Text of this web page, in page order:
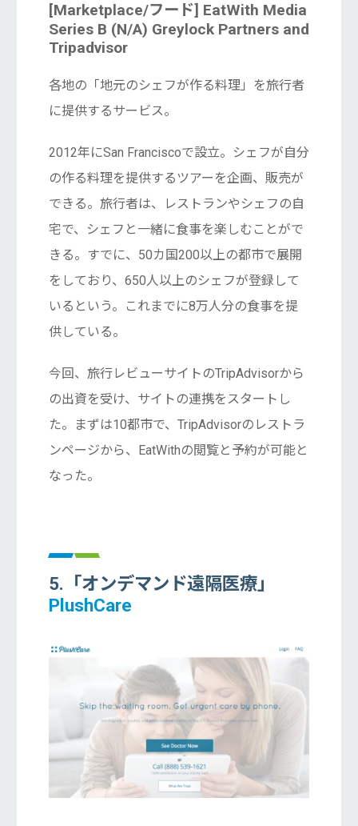
[Marketplace/フード] EatWith Media
Series B (N/A) Greylock Partners and
Tripadvisor
各地の「地元のシェフが作る料理」を旅行者
に提供するサービス。
2012年にSan Franciscoで設立。シェフが自分
の作る料理を提供するツアーを企画、販売が
できる。旅行者は、レストランやシェフの自
宅で、シェフと一緒に食事を楽しむことがで
きる。すでに、50カ国200以上の都市で展開
をしており、650人以上のシェフが登録して
いるという。これまでに8万人分の食事を提
供している。
今回、旅行レビューサイトのTripAdvisorから
の出資を受け、サイトの連携をスタートし
た。まずは10都市で、TripAdvisorのレストラ
ンページから、EatWithの閲覧と予約が可能と
なった。
5.「オンデマンド遠隔医療」
PlushCare